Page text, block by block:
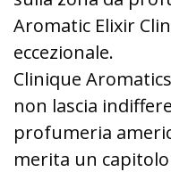
Aromatic Elixir
eccezionale.
Clinique
non lascia
profumeria
merita un capitolo